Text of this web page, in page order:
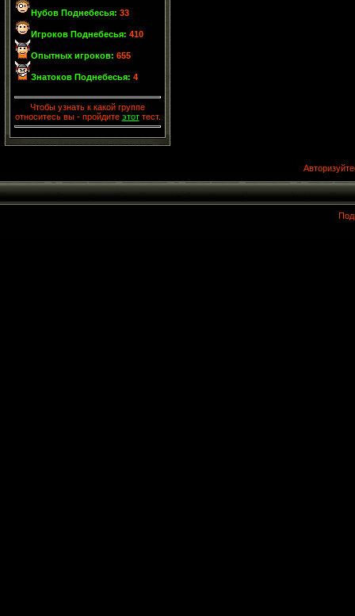
Нубов Поднебесья: 33
Игроков Поднебесья: 410
Опытных игроков: 655
Знатоков Поднебесья: 4
Чтобы узнать к какой группе
относитесь вы - пройдите этоттест.